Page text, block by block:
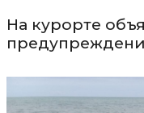
На курорте